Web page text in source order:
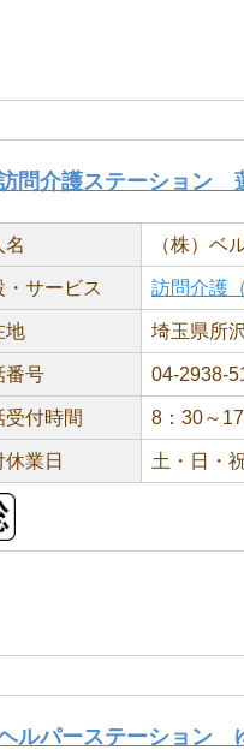
問介護ステーション
名 （株）ベ
・サービス 訪問介護
地 埼玉県所
番号 04-2938-
受付時間 8：30～
休業日 土・日・
ルパーステーション